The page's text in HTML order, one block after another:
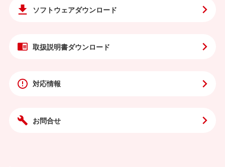
ソフトウェアダウンロード
取扱説明書ダウンロード
対応情報
お問合せ